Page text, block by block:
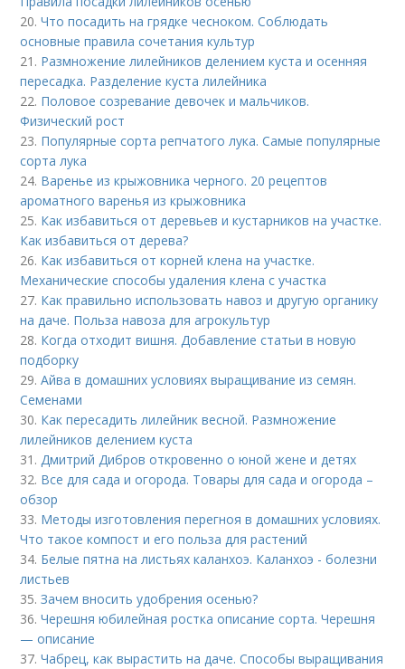
20.Что посадить на грядке чесноком. Соблюдать
основные правила сочетания культур
21. Размножение лилейников делением куста и осенняя
пересадка. Разделение куста лилейника
22. Половое созревание девочек и мальчиков.
Физический рост
23. Популярные сорта репчатого лука. Самые популярные
сорта лука
24. Варенье из крыжовника черного. 20 рецептов
ароматного варенья из крыжовника
25. Как избавиться от деревьев и кустарников на участке.
Как избавиться от дерева?
26. Как избавиться от корней клена на участке.
Механические способы удаления клена с участка
27. Как правильно использовать навоз и другую органику
на даче. Польза навоза для агрокультур
28. Когда отходит вишня. Добавление статьи в новую
подборку
29.Айва в домашних условиях выращивание из семян.
Семенами
30. Как пересадить лилейник весной. Размножение
лилейников делением куста
31.Дмитрий Дибров откровенно о юной жене и детях
32. Все для сада и огорода. Товары для сада и огорода –
обзор
33. Методы изготовления перегноя в домашних условиях.
Что такое компост и его польза для растений
34. Белые пятна на листьях каланхоэ. Каланхоэ - болезни
листьев
35.Зачем вносить удобрения осенью?
36.Черешня юбилейная ростка описание сорта. Черешня
— описание
37.Чабрец, как вырастить на даче. Способы выращивания